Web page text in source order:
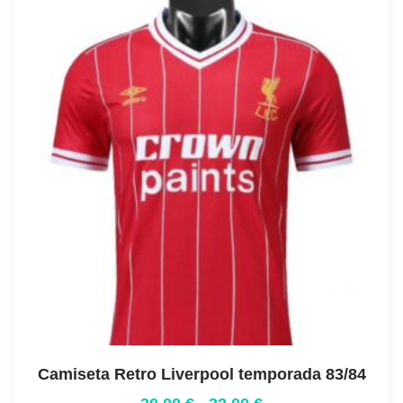
Camiseta Retro Liverpool temporada 83/84